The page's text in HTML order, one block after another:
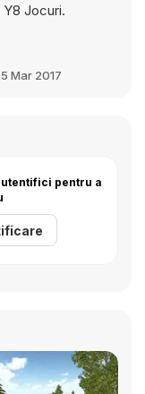
Jocuri.
Mar 2017
pentru a